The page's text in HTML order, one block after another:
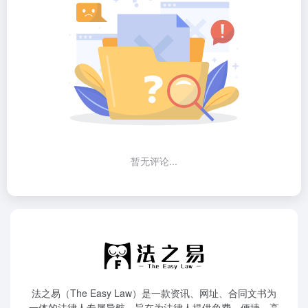
暂无评论...
法之易（The Easy Law）是一款资讯、网址、合同文书为